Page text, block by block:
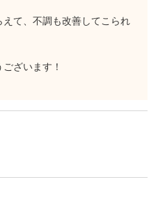
て、不調も改善してこられ
ざいます！